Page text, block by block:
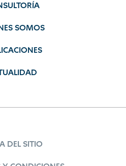
SOMOS
DEL SITIO